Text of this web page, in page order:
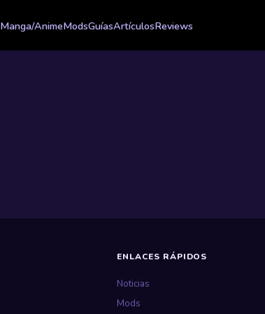
Manga/AnimeModsGuíasArtículosReviews
ENLACES RÁPIDOS
Noticias
Mods